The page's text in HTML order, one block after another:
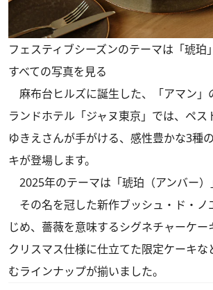
フェスティブシーズンのテーマは「琥珀
すべての写真を見る
麻布台ヒルズに誕生した、「アマン」
ランドホテル「ジャヌ東京」では、ペス
ゆきえさんが手がける、感性豊かな3種
キが登場します。
2025年のテーマは「琥珀（アンバー）
その名を冠した新作ブッシュ・ド・ノ
じめ、薔薇を意味するシグネチャーケー
クリスマス仕様に仕立てた限定ケーキな
むラインナップが揃いました。